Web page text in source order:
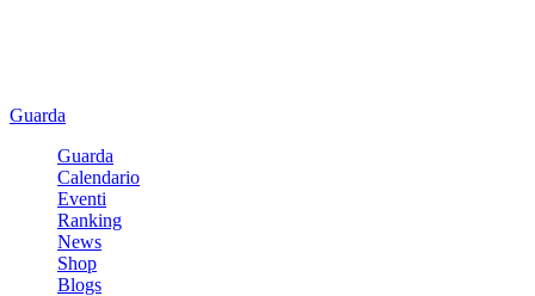
Guarda
Guarda
Calendario
Eventi
Ranking
News
Shop
Blogs